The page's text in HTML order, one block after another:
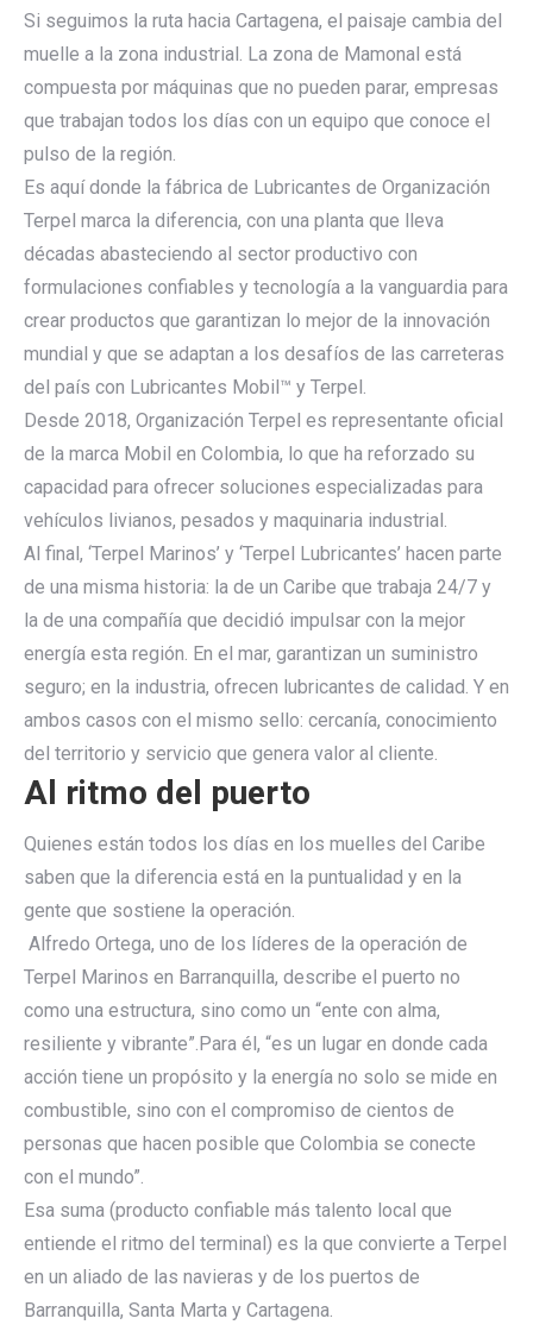
Si seguimos la ruta hacia Cartagena, el paisaje cambia del
muelle a la zona industrial. La zona de Mamonal está
compuesta por máquinas que no pueden parar, empresas
que trabajan todos los días con un equipo que conoce el
pulso de la región.
Es aquí donde la fábrica de Lubricantes de Organización
Terpel marca la diferencia, con una planta que lleva
décadas abasteciendo al sector productivo con
formulaciones confiables y tecnología a la vanguardia para
crear productos que garantizan lo mejor de la innovación
mundial y que se adaptan a los desafíos de las carreteras
del país con Lubricantes Mobil™ y Terpel.
Desde 2018, Organización Terpel es representante oficial
de la marca Mobil en Colombia, lo que ha reforzado su
capacidad para ofrecer soluciones especializadas para
vehículos livianos, pesados y maquinaria industrial.
Al final, ‘Terpel Marinos’ y ‘Terpel Lubricantes’ hacen parte
de una misma historia: la de un Caribe que trabaja 24/7 y
la de una compañía que decidió impulsar con la mejor
energía esta región. En el mar, garantizan un suministro
seguro; en la industria, ofrecen lubricantes de calidad. Y en
ambos casos con el mismo sello: cercanía, conocimiento
del territorio y servicio que genera valor al cliente.
Al ritmo del puerto
Quienes están todos los días en los muelles del Caribe
saben que la diferencia está en la puntualidad y en la
gente que sostiene la operación.
Alfredo Ortega, uno de los líderes de la operación de
Terpel Marinos en Barranquilla, describe el puerto no
como una estructura, sino como un “ente con alma,
resiliente y vibrante”.Para él, “es un lugar en donde cada
acción tiene un propósito y la energía no solo se mide en
combustible, sino con el compromiso de cientos de
personas que hacen posible que Colombia se conecte
con el mundo”.
Esa suma (producto confiable más talento local que
entiende el ritmo del terminal) es la que convierte a Terpel
en un aliado de las navieras y de los puertos de
Barranquilla, Santa Marta y Cartagena.